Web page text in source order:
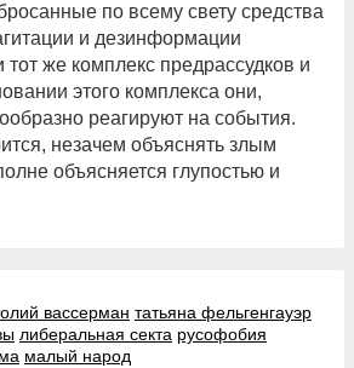
по всему свету средства
и дезинформации
же комплекс предрассудков и
этого комплекса они,
реагируют на события.
незачем объяснять злым
объясняется глупостью и
вассерман татьяна фельгенгауэр
либеральная секта русофобия
малый народ